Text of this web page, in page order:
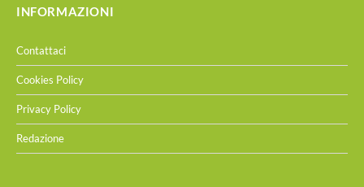
INFORMAZIONI
Contattaci
Cookies Policy
Privacy Policy
Redazione